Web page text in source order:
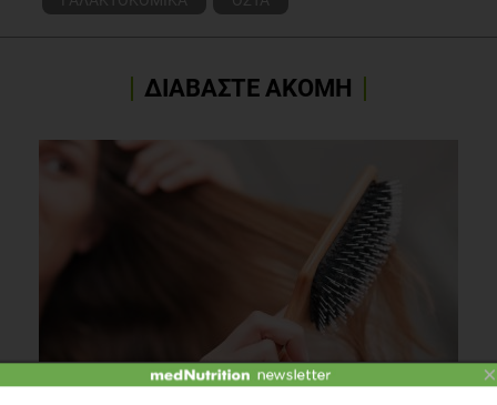
ΔΙΑΒΑΣΤΕ ΑΚΟΜΗ
Μήπως παίζει ρόλο η διατροφή για τα μαλλιά μας;
×